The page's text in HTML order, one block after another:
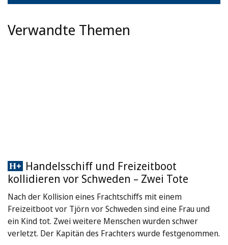
Verwandte Themen
Handelsschiff und Freizeitboot
kollidieren vor Schweden – Zwei Tote
Nach der Kollision eines Frachtschiffs mit einem
Freizeitboot vor Tjörn vor Schweden sind eine Frau und
ein Kind tot. Zwei weitere Menschen wurden schwer
verletzt. Der Kapitän des Frachters wurde festgenommen.